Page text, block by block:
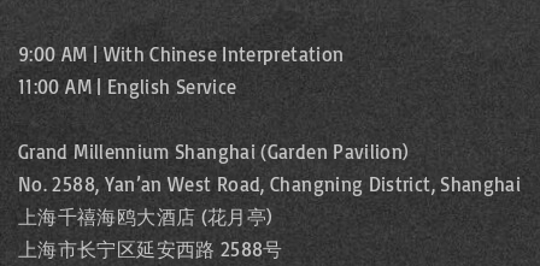
9:00 AM | With Chinese Interpretation
11:00 AM | English Service
Grand Millennium Shanghai (Garden Pavilion)
No. 2588, Yan’an West Road, Changning District, Shanghai
上海千禧海鸥大酒店 (花月亭)
上海市长宁区延安西路 2588号